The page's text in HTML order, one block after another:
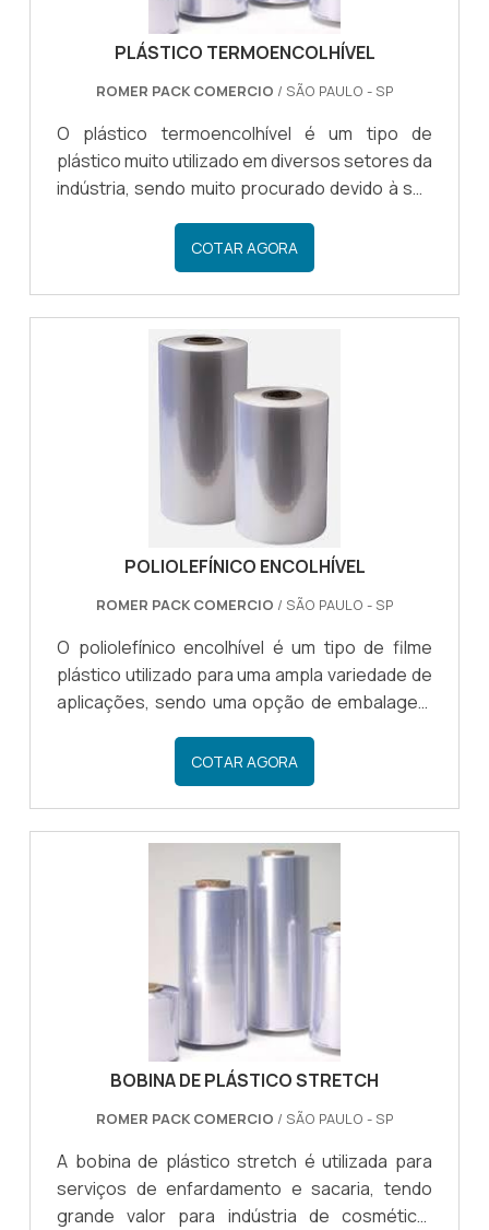
PLÁSTICO TERMOENCOLHÍVEL
ROMER PACK COMERCIO / SÃO PAULO - SP
O plástico termoencolhível é um tipo de
plástico muito utilizado em diversos setores da
indústria, sendo muito procurado devido à sua
meio do plástico termo é possível fazer a
embalagem de diversos tipos de materiais,
uma vez que o plástico encolhível se adapta ao
tamanho e ao formato do material, sendo
possível fazer uma embalagem
eficiente.INFORMAÇÕES RELEVANTES DESSE
PLÁSTICODessa forma, o plástico é muito
procurado pelos clientes que precisam fa.
COTAR AGORA
POLIOLEFÍNICO ENCOLHÍVEL
ROMER PACK COMERCIO / SÃO PAULO - SP
O poliolefínico encolhível é um tipo de filme
plástico utilizado para uma ampla variedade de
aplicações, sendo uma opção de embalagem
específicos. O poliolefínico é ideal para áreas
do comércio ou da indústria que precisam
embalar produtos.São características do
poliolefínico sua capacidade de oferecer
embalagens transparentes, com precisão,
uma opção que apresenta elevada
resistência, proporcionando maior proteção
COTAR AGORA
BOBINA DE PLÁSTICO STRETCH
ROMER PACK COMERCIO / SÃO PAULO - SP
A bobina de plástico stretch é utilizada para
serviços de enfardamento e sacaria, tendo
grande valor para indústria de cosmético,